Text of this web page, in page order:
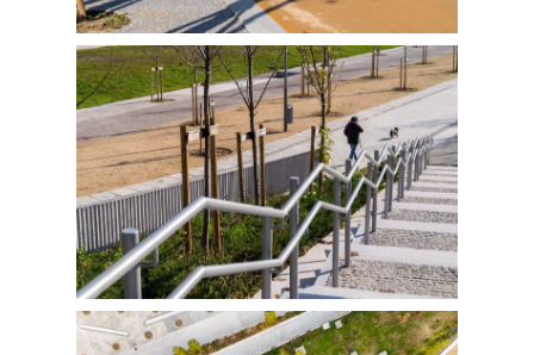
FOTOGRAFÍA
Fotografía de
Fotografía de Interiores
Vivienda
Hoteles /
Oficinas
Retail
Fotografía Residencial
Fotografía Fase de
Fotografía de Stand
VIDEO
DRON
PERSONAL
PUBLICACIONES
PRINTS